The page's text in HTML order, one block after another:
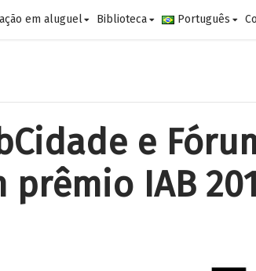
em aluguel Biblioteca Português
e
prêmio IAB